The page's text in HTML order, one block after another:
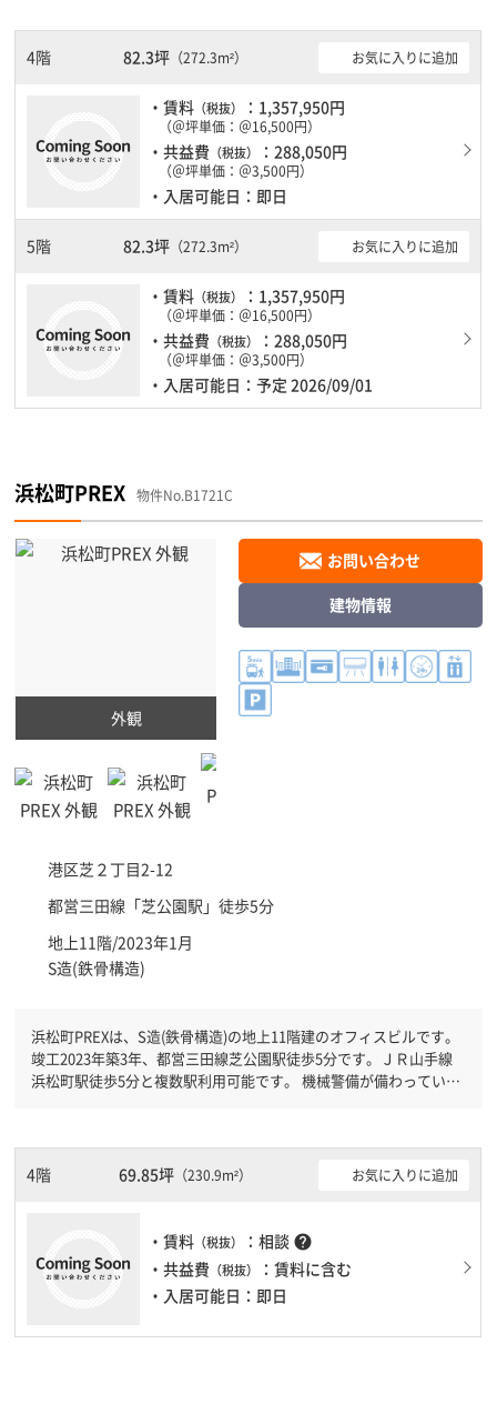
ますので時間帯を気にせず利用できます。
4階 82.3坪（272.3m²） お気に入りに追加
・賃料 （税抜） ：1,357,950円
（＠坪単価：＠16,500円）
・共益費 （税抜） ：288,050円
（＠坪単価：＠3,500円）
・入居可能日：即日
5階 82.3坪（272.3m²） お気に入りに追加
・賃料 （税抜） ：1,357,950円
（＠坪単価：＠16,500円）
・共益費 （税抜） ：288,050円
（＠坪単価：＠3,500円）
・入居可能日：予定 2026/09/01
浜松町PREX 物件No.B1721C
外観
港区芝２丁目2-12
都営三田線「芝公園駅 」徒歩5分
地上11階/2023年1月
S造(鉄骨構造)
お問い合わせ
建物情報
浜松町PREXは、S造(鉄骨構造)の地上11階建のオフィスビルです。
竣工2023年築3年、都営三田線芝公園駅徒歩5分です。ＪＲ山手線
浜松町駅徒歩5分と複数駅利用可能です。 機械警備が備わっていま
ので、車を利用されるお客様には使いやすいです。ＥＶが複数基あ
りますので、フロアまでの待ち時間があまりかかりません。
4階 69.85坪（230.9m²） お気に入りに追加
・賃料 （税抜） ：相談 help
・共益費 （税抜）
：賃料に含む
・入居可能日：即日